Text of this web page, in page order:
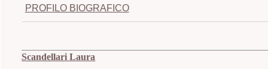
PROFILO BIOGRAFICO
Scandellari Laura